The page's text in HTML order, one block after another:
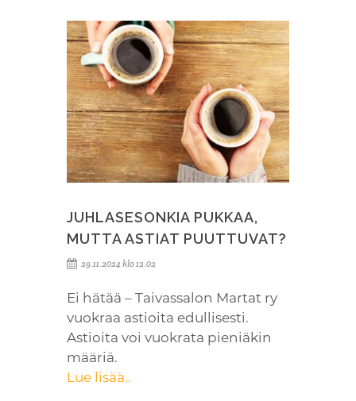
JUHLASESONKIA PUKKAA,
MUTTA ASTIAT PUUTTUVAT?
29.11.2024 klo 12.02
Ei hätää – Taivassalon Martat ry
vuokraa astioita edullisesti.
Astioita voi vuokrata pieniäkin
määriä.
Lue lisää..